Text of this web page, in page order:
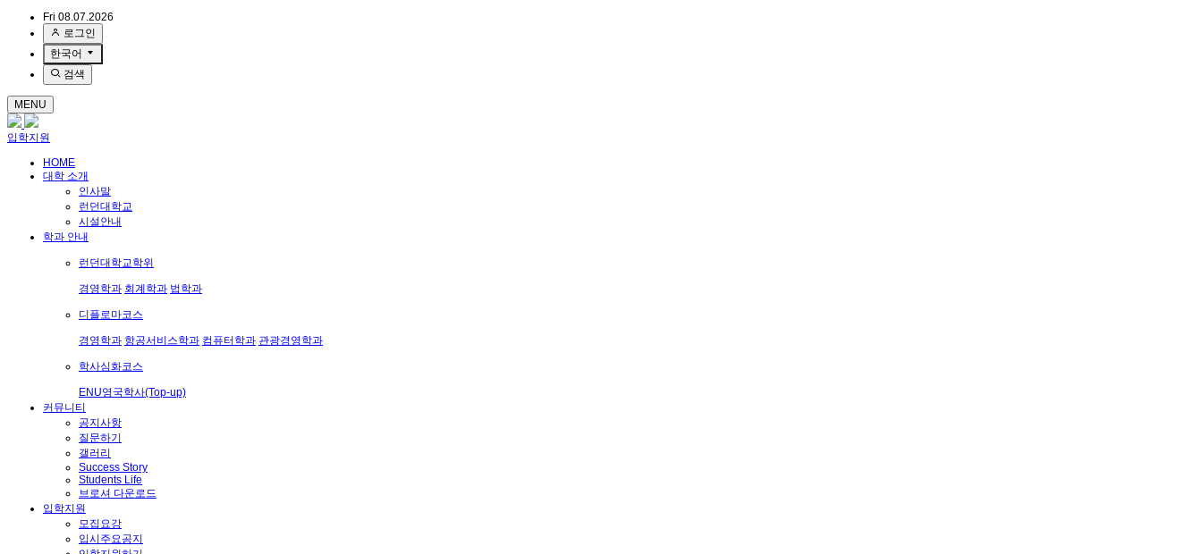
Fri 08.07.2026
로그인
한국어
검색
MENU
입학지원
HOME
대학 소개
인사말
런던대학교
시설안내
학과 안내
런던대학교학위
경영학과 회계학과 법학과
디플로마코스
경영학과 항공서비스학과 컴퓨터학과 관광경영학과
학사심화코스
ENU영국학사(Top-up)
커뮤니티
공지사항
질문하기
갤러리
Success Story
Students Life
브로셔 다운로드
입학지원
모집요강
입시주요공지